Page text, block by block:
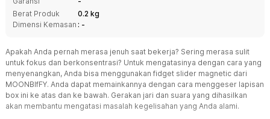
Berat Produk
0.2 kg
Dimensi Kemasan : -
Apakah Anda pernah merasa jenuh saat bekerja? Sering merasa sulit
untuk fokus dan berkonsentrasi? Untuk mengatasinya dengan cara yang
menyenangkan, Anda bisa menggunakan fidget slider magnetic dari
MOONBIfFY. Anda dapat memainkannya dengan cara menggeser lapisan
box ini ke atas dan ke bawah. Gerakan jari dan suara yang dihasilkan
akan membantu mengatasi masalah kegelisahan yang Anda alami.